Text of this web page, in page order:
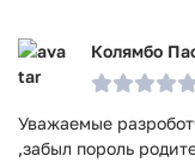
Колямбо
Уважаемые
,забыл пороль